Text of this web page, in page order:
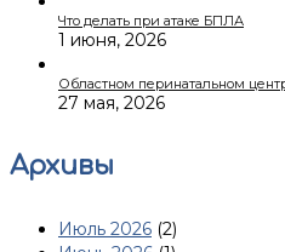
Что делать при атаке БПЛА
1 июня, 2026
Областном перинатальном
27 мая, 2026
Архивы
Июль 2026 (2)